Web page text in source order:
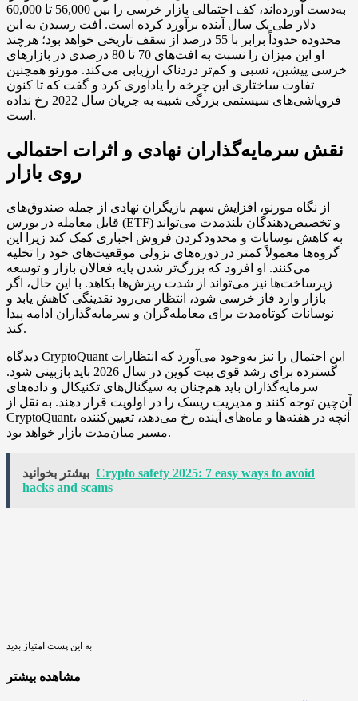
به‌دست آورده‌اند، کف احتمالی بازار خرسی را بین 56,000 تا 60,000
دلار طی یک سال آینده برآورد کرده است. افت رسیدن به این
محدوده حدوداً برابر با 55 درصد از سقف تاریخی خواهد بود؛ هرچند
او این میزان را نسبت به افت‌های 70 تا 80 درصدی در بازارهای
خرسی پیشین، نسبی و کم‌تر دردناک ارزیابی می‌کند. مورنو همچنین
تفاوت ساختاری این چرخه را یادآوری کرد و گفت که تا کنون
فروپاشی‌های سیستمی بزرگی شبیه به جریان سال 2022 رخ نداده
است.
نقش سرمایه‌گذاران نهادی و اثرات احتمالی
روی بازار
از نگاه مورنو، افزایش سهم بازیگران نهادی از جمله صندوق‌های
قابل معامله در بورس (ETF) و تخصیص‌دهندگان بلندمدت می‌تواند
به کاهش نوسانات و محدودکردن فروش اجباری کمک کند زیرا این
گروه‌ها معمولاً کمتر در دوره‌های نزولی موقعیت‌های خود را تخلیه
می‌کنند. او افزود که بزرگ‌تر شدن پایه فعالان بازار و توسعه
زیرساخت‌ها نیز می‌تواند از شدت ریزش‌ها بکاهد. با این حال، اگر
بازار وارد فاز خرسی شود، انتظار می‌رود نقدینگی کاهش یابد و
نوسانات کوتاه‌مدت برای معامله‌گران و سرمایه‌گذاران ادامه پیدا
کند.
دیدگاه CryptoQuant این احتمال را نیز به‌وجود می‌آورد که انتظارات
گسترده برای رشد قوی بیت کوین در سال 2026 باید بازبینی شود.
سرمایه‌گذاران باید هم‌چنان به سیگنال‌های تکنیکال و داده‌های
آن‌چین توجه کنند و مدیریت ریسک را در اولویت قرار دهند. به نقل از
CryptoQuant، آنچه در هفته‌ها و ماه‌های آینده رخ می‌دهد، تعیین‌کننده
مسیر میان‌مدت بازار خواهد بود.
بیشتر بخوانید Crypto safety 2025: 7 easy ways to avoid
hacks and scams
به این پست امتیاز بدید
مشاهده بیشتر